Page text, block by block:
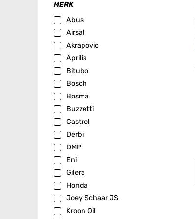
MERK
Abus
Airsal
Akrapovic
Aprilia
Bitubo
Bosch
Bosma
Buzzetti
Castrol
Derbi
DMP
Eni
Gilera
Honda
Joey Schaar JS
Kroon Oil